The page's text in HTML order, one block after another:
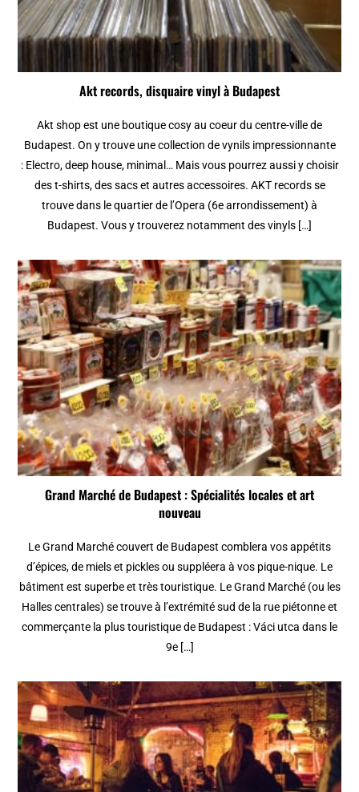
Akt records, disquaire vinyl à Budapest
Akt shop est une boutique cosy au coeur du centre-ville de
Budapest. On y trouve une collection de vynils impressionnante
: Electro, deep house, minimal… Mais vous pourrez aussi y choisir
des t-shirts, des sacs et autres accessoires. AKT records se
trouve dans le quartier de l’Opera (6e arrondissement) à
Budapest. Vous y trouverez notamment des vinyls […]
Grand Marché de Budapest : Spécialités locales et art
nouveau
Le Grand Marché couvert de Budapest comblera vos appétits
d’épices, de miels et pickles ou suppléera à vos pique-nique. Le
bâtiment est superbe et très touristique. Le Grand Marché (ou les
Halles centrales) se trouve à l’extrémité sud de la rue piétonne et
commerçante la plus touristique de Budapest : Váci utca dans le
9e […]